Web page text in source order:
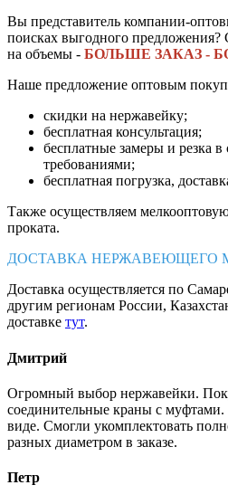
Вы представитель компании-
поисках выгодного
на объемы - БОЛЬШЕ ЗАКАЗ -
Наше предложение оптовым
скидки на нержавейку;
бесплатная консультация;
бесплатные замеры и резка
требованиями;
бесплатная погрузка,
Также осуществляем
проката.
ДОСТАВКА НЕРЖАВЕЮЩЕГО
Доставка осуществляется по
другим регионам России,
доставке тут.
Дмитрий
Огромный выбор нержавейки.
соединительные краны с
виде. Смогли укомплектовать
разных диаметром в заказе.
Петр